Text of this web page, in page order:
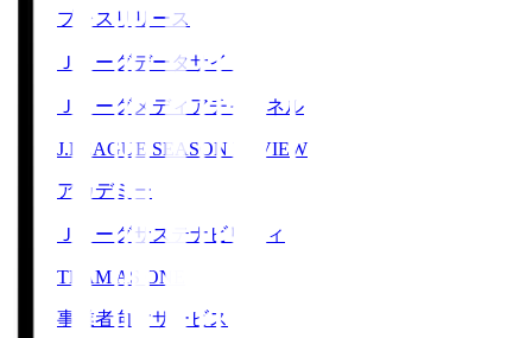
プレスリリース
Ｊリーグデータサイト
Ｊリーグメディアチャンネル
J.LEAGUE SEASON REVIEW
アカデミー
Ｊリーグサステナビリティ
TEAM AS ONE
事業者向けサービス